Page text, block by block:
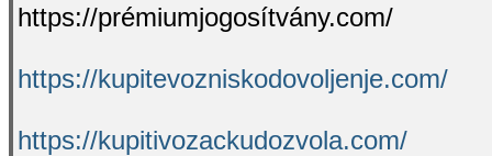
https://prémiumjogosítvány.com/
https://kupitevozniskodovoljenje.com/
https://kupitivozackudozvola.com/